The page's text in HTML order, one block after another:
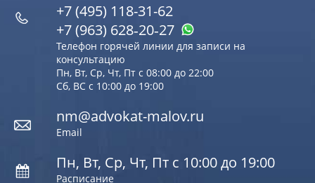
+7 (495) 118-31-62
+7 (963) 628‑20‑27
Телефон горячей линии для записи на
консультацию
Пн, Вт, Ср, Чт, Пт с 08:00 до 22:00
Сб, ВС с 10:00 до 19:00
nm@advokat-malov.ru
Email
Пн, Вт, Ср, Чт, Пт с 10:00 до 19:00
Расписание